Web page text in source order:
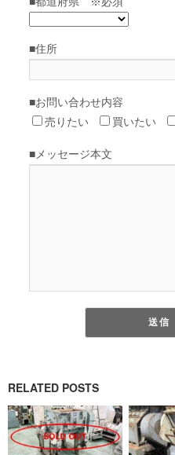
RELATED POSTS